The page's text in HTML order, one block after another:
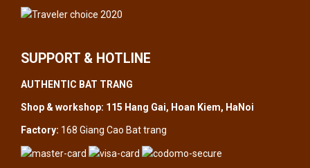
SUPPORT & HOTLINE
AUTHENTIC BAT TRANG
Shop & workshop: 115 Hang Gai, Hoan Kiem, HaNoi
Factory: 168 Giang Cao Bat trang